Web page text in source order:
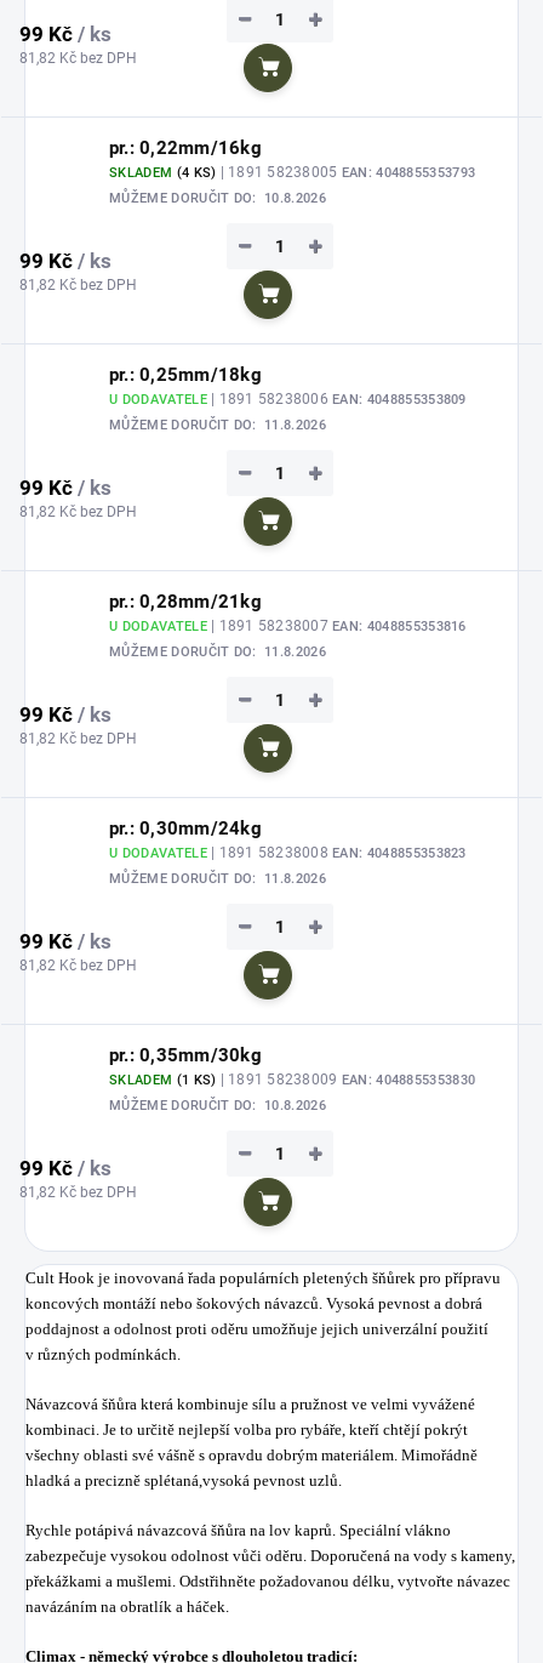
99 Kč / ks
81,82 Kč bez DPH
+
−
Do košíku
pr.: 0,22mm/16kg
SKLADEM (4 KS) | 1891 58238005 EAN: 4048855353793
MŮŽEME DORUČIT DO:
10.8.2026
99 Kč / ks
81,82 Kč bez DPH
+
−
Do košíku
pr.: 0,25mm/18kg
U DODAVATELE | 1891 58238006EAN: 4048855353809
MŮŽEME DORUČIT DO:
11.8.2026
99 Kč / ks
81,82 Kč bez DPH
+
−
Do košíku
pr.: 0,28mm/21kg
U DODAVATELE | 1891 58238007EAN: 4048855353816
MŮŽEME DORUČIT DO:
11.8.2026
99 Kč / ks
81,82 Kč bez DPH
+
−
Do košíku
pr.: 0,30mm/24kg
U DODAVATELE | 1891 58238008EAN: 4048855353823
MŮŽEME DORUČIT DO:
11.8.2026
99 Kč / ks
81,82 Kč bez DPH
+
−
Do košíku
pr.: 0,35mm/30kg
SKLADEM (1 KS) | 1891 58238009 EAN: 4048855353830
MŮŽEME DORUČIT DO:
10.8.2026
99 Kč / ks
81,82 Kč bez DPH
+
−
Do košíku
Cult Hook je inovovaná řada populárních pletených šňůrek pro přípravu
koncových montáží nebo šokových návazců. Vysoká pevnost a dobrá
poddajnost a odolnost proti oděru umožňuje jejich univerzální použití
v různých podmínkách.
Návazcová šňůra která kombinuje sílu a pružnost ve velmi vyvážené
kombinaci. Je to určitě nejlepší volba pro rybáře, kteří chtějí pokrýt
všechny oblasti své vášně s opravdu dobrým materiálem. Mimořádně
hladká a precizně splétaná,vysoká pevnost uzlů.
Rychle potápivá návazcová šňůra na lov kaprů. Speciální vlákno
zabezpečuje vysokou odolnost vůči oděru. Doporučená na vody s kameny,
překážkami a mušlemi. Odstřihněte požadovanou délku, vytvořte návazec
navázáním na obratlík a háček.
Climax - německý výrobce s dlouholetou tradicí: